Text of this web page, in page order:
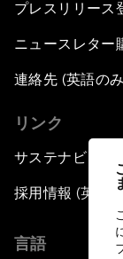
プレスリリース
ニュースレター
連絡先 (英語の
リンク
サステナビリテ
採用情報 (英語の
言語